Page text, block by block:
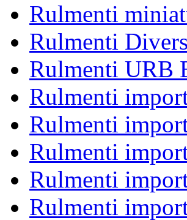
Rulmenti
Rulmenti
Rulmenti URB
Rulmenti
Rulmenti
Rulmenti
Rulmenti
Rulmenti